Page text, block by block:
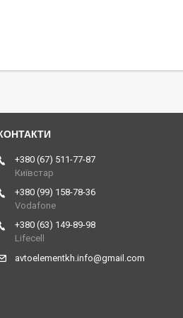
+380 (67) 511-77-87
Київстар
+380 (99) 158-78-36
Vodafone
+380 (63) 149-89-98
Lifecell
avtoelementkh.info@gmail.com